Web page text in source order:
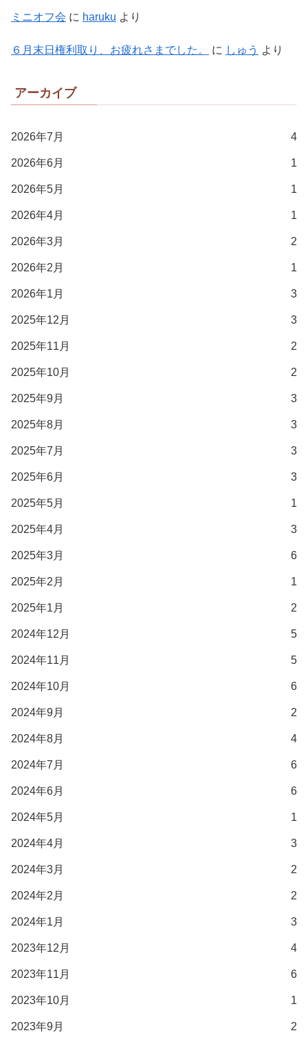
ミニオフ会 に haruku より
６月末日権利取り、お疲れさまでした。 に しゅう より
アーカイブ
2026年7月 4
2026年6月 1
2026年5月 1
2026年4月 1
2026年3月 2
2026年2月 1
2026年1月 3
2025年12月 3
2025年11月 2
2025年10月 2
2025年9月 3
2025年8月 3
2025年7月 3
2025年6月 3
2025年5月 1
2025年4月 3
2025年3月 6
2025年2月 1
2025年1月 2
2024年12月 5
2024年11月 5
2024年10月 6
2024年9月 2
2024年8月 4
2024年7月 6
2024年6月 6
2024年5月 1
2024年4月 3
2024年3月 2
2024年2月 2
2024年1月 3
2023年12月 4
2023年11月 6
2023年10月 1
2023年9月 2